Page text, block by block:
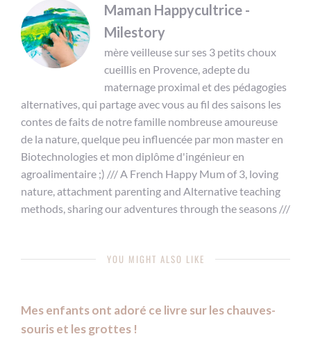
Maman Happycultrice -
Milestory
mère veilleuse sur ses 3 petits choux
cueillis en Provence, adepte du
maternage proximal et des pédagogies
alternatives, qui partage avec vous au fil des saisons les
contes de faits de notre famille nombreuse amoureuse
de la nature, quelque peu influencée par mon master en
Biotechnologies et mon diplôme d'ingénieur en
agroalimentaire ;) /// A French Happy Mum of 3, loving
nature, attachment parenting and Alternative teaching
methods, sharing our adventures through the seasons ///
YOU MIGHT ALSO LIKE
Mes enfants ont adoré ce livre sur les chauves-
souris et les grottes !